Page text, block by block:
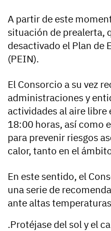
A partir de este
situación de prealerta,
desactivado el Plan de
(PEIN).
El Consorcio a su vez
administraciones y
actividades al aire libre
18:00 horas, así como
para prevenir riesgos
calor, tanto en el
En este sentido, el
una serie de
ante altas
.Protéjase del sol y el